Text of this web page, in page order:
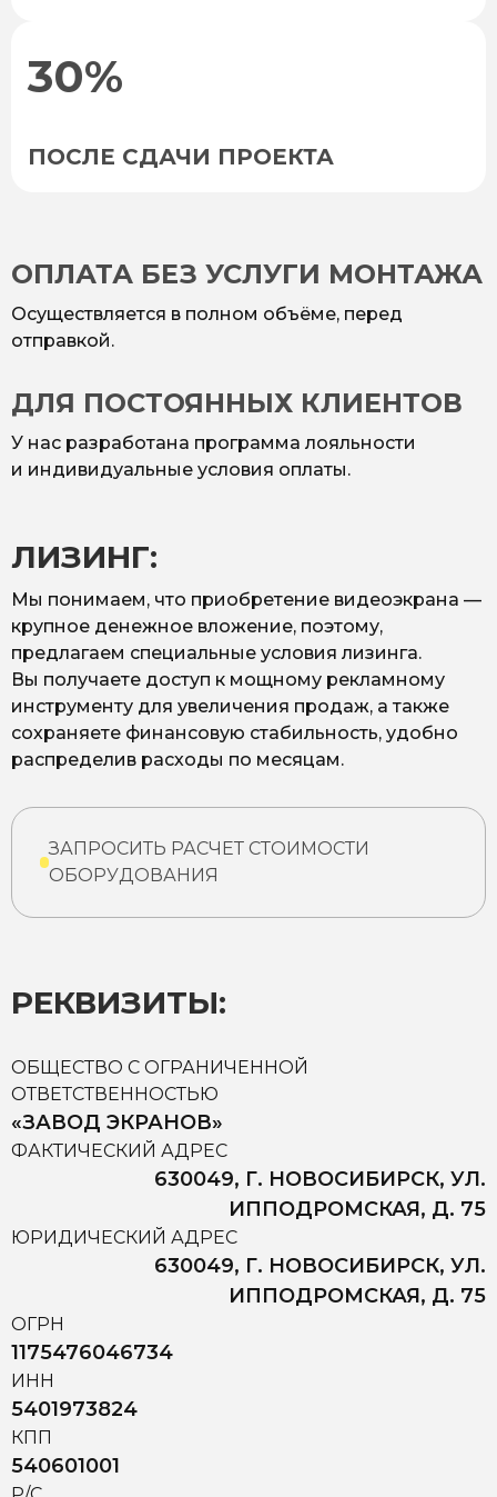
30%
ПОСЛЕ СДАЧИ ПРОЕКТА
ОПЛАТА БЕЗ УСЛУГИ МОНТАЖА
Осуществляется в полном объёме, перед
отправкой.
ДЛЯ ПОСТОЯННЫХ КЛИЕНТОВ
У нас разработана программа лояльности
и индивидуальные условия оплаты.
ЛИЗИНГ:
Мы понимаем, что приобретение видеоэкрана —
крупное денежное вложение, поэтому,
предлагаем специальные условия лизинга.
Вы получаете доступ к мощному рекламному
инструменту для увеличения продаж, а также
сохраняете финансовую стабильность, удобно
распределив расходы по месяцам.
ЗАПРОСИТЬ РАСЧЕТ СТОИМОСТИ
ОБОРУДОВАНИЯ
РЕКВИЗИТЫ:
ОБЩЕСТВО С ОГРАНИЧЕННОЙ
ОТВЕТСТВЕННОСТЬЮ
«ЗАВОД ЭКРАНОВ»
ФАКТИЧЕСКИЙ АДРЕС
630049, Г. НОВОСИБИРСК, УЛ.
ИППОДРОМСКАЯ, Д. 75
ЮРИДИЧЕСКИЙ АДРЕС
630049, Г. НОВОСИБИРСК, УЛ.
ИППОДРОМСКАЯ, Д. 75
ОГРН
1175476046734
ИНН
5401973824
КПП
540601001